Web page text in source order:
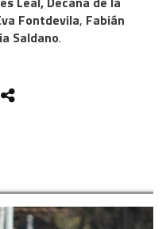
Fontdevila, Fabián
Saldano.